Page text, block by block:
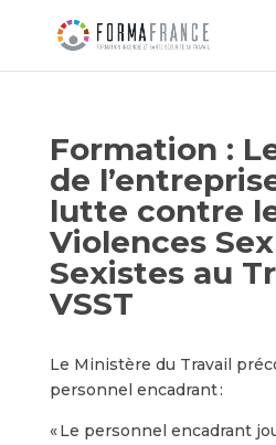
Formation :
de
lutte contre
Violences
Sexistes au
VSST
Le Ministère du Travail
personnel encadrant :
« Le personnel encadrant